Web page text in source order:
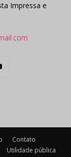
Impressa e
Contato
Utilidade pública